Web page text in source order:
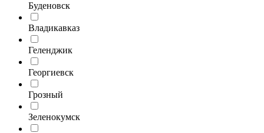
Буденовск
Владикавказ
Геленджик
Георгиевск
Грозный
Зеленокумск